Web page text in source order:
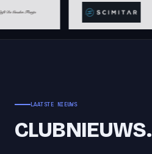
LAATSTE NIEUWS
CLUBNIEUWS.